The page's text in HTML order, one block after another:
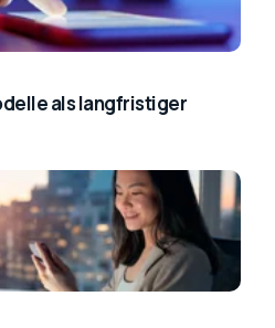
als langfristiger